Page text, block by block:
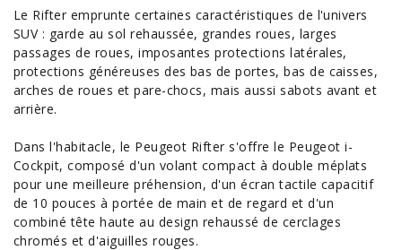
Le Rifter emprunte certaines caractéristiques de l'univers
SUV : garde au sol rehaussée, grandes roues, larges
passages de roues, imposantes protections latérales,
protections généreuses des bas de portes, bas de caisses,
arches de roues et pare-chocs, mais aussi sabots avant et
arrière.
Dans l'habitacle, le Peugeot Rifter s'offre le Peugeot i-
Cockpit, composé d'un volant compact à double méplats
pour une meilleure préhension, d'un écran tactile capacitif
de 10 pouces à portée de main et de regard et d'un
combiné tête haute au design rehaussé de cerclages
chromés et d'aiguilles rouges.